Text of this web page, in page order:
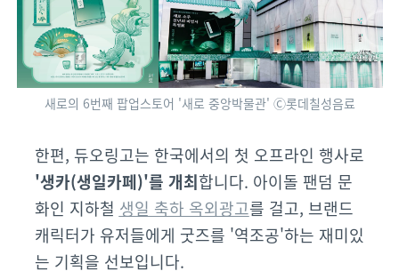
새로의 6번째 팝업스토어 '새로 중앙박물관' Ⓒ롯데칠성음료
한편, 듀오링고는 한국에서의 첫 오프라인 행사로
'생카(생일카페)'를 개최합니다. 아이돌 팬덤 문
화인 지하철 생일 축하 옥외광고를 걸고, 브랜드
캐릭터가 유저들에게 굿즈를 '역조공'하는 재미있
는 기획을 선보입니다.